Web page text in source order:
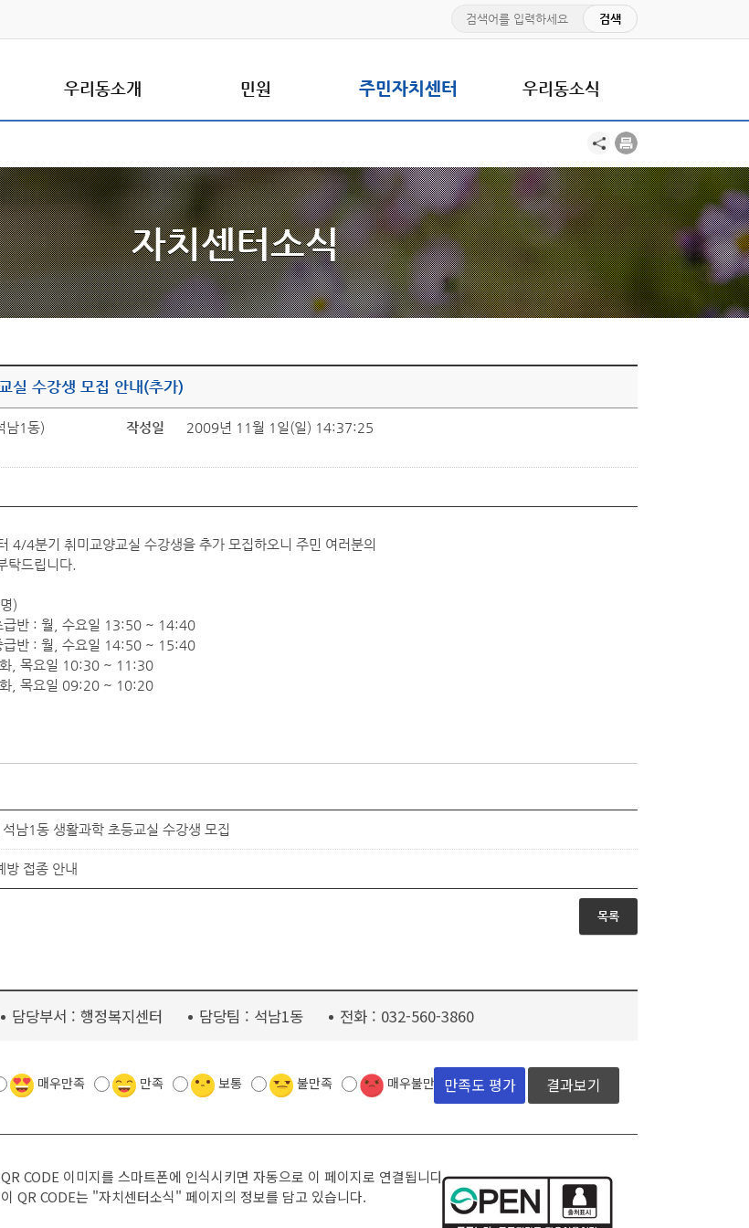
우리동소개 민원 주민자치센터 우리동소식
자치센터소식
실 수강생 모집 안내(추가)
남1동) 작성일
2009년 11월 1일(일) 14:37:25
4/4분기 취미교양교실 수강생을 추가 모집하오니 주민 여러분의
탁드립니다.
)
급반 : 월, 수요일 13:50 ~ 14:40
급반 : 월, 수요일 14:50 ~ 15:40
, 목요일 10:30 ~ 11:30
, 목요일 09:20 ~ 10:20
석남1동 생활과학 초등교실 수강생 모집
방 접종 안내
목록
담당부서 : 행정복지센터 담당팀 : 석남1동 전화 : 032-560-3860
매우만족 만족 보통 불만족 매우불만족 결과보기
QR CODE 이미지를 스마트폰에 인식시키면 자동으로 이 페이지로 연결됩니다.
이 QR CODE는 "자치센터소식" 페이지의 정보를 담고 있습니다.